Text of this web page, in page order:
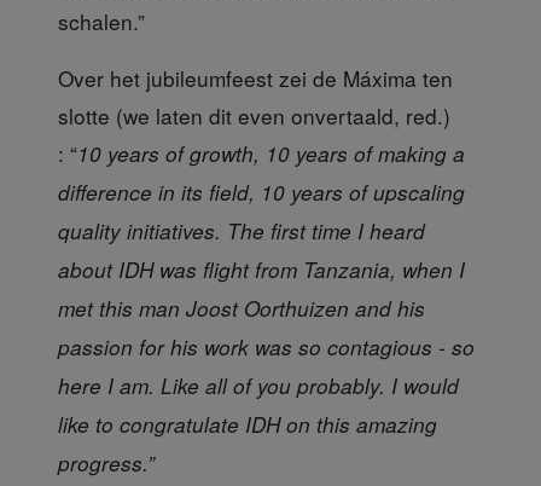
schalen.”
Over het jubileumfeest zei de Máxima ten
slotte (we laten dit even onvertaald, red.)
: “10 years of growth, 10 years of making a
difference in its field, 10 years of upscaling
quality initiatives. The first time I heard
about IDH was flight from Tanzania, when I
met this man Joost Oorthuizen and his
passion for his work was so contagious - so
here I am. Like all of you probably. I would
like to congratulate IDH on this amazing
progress.”